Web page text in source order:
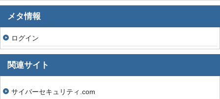
メタ情報
ログイン
関連サイト
サイバーセキュリティ.com